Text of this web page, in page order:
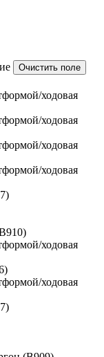
Очистить поле
ходовая
ходовая
ходовая
ходовая
ходовая
ходовая